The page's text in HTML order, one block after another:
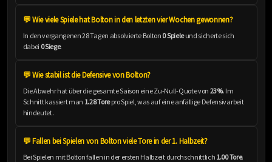
💬 Wie viele Spiele hat Bolton in den letzten vier Wochen gewonnen?
In den vergangenen 28 Tagen absolvierte Bolton 0 Spieleund sicherte sich
dabei 0 Siege.
💬 Wie stabil ist die Defensive von Bolton?
Die Abwehr hat über die gesamte Saison eine Zu-Null-Quote von 23%. Im
Schnitt kassiert man 1.28 Torepro Spiel, was auf eine anfällige Defensivarbeit
hindeutet.
💬 Fallen bei Spielen von Bolton viele Tore in der 1. Halbzeit?
Bei Spielen mit Bolton fallen in der ersten Halbzeit durchschnittlich 1.00 Tore.